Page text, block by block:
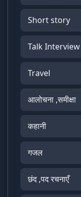
Short story
Talk Interview
Travel
आलोचना ,समीक्षा
कहानी
गजल
छंद ,पद रचनाएँ